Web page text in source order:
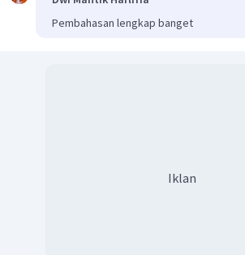
Pembahasan lengkap banget
Iklan